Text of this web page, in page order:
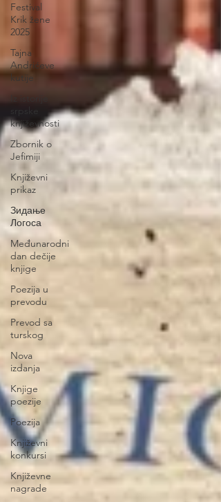
Festival
Krik žene
2025
Tajna
Andrićeve
kutije
Iz istorije
srpske
književnosti
Zbornik o
Jefimiji
Književni
prikaz
Зидање
Логоса
Međunarodni
dan dečije
knjige
Poezija u
prevodu
Prevod sa
turskog
Nova
izdanja
Knjige
poezije
Poezija
Književni
konkursi
Književne
nagrade